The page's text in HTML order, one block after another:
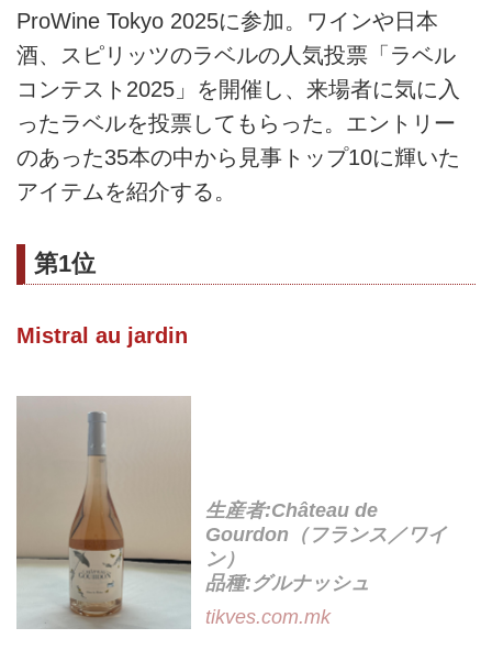
ProWine Tokyo 2025に参加。ワインや日本
酒、スピリッツのラベルの人気投票「ラベル
コンテスト2025」を開催し、来場者に気に入
ったラベルを投票してもらった。エントリー
のあった35本の中から見事トップ10に輝いた
アイテムを紹介する。
第1位
Mistral au jardin
生産者:Château de
Gourdon（フランス／ワイ
ン）
品種:グルナッシュ
tikves.com.mk